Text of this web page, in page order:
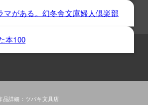
マがある。幻冬舎文庫婦人倶楽部
本100
品詳細：ツバキ文具店